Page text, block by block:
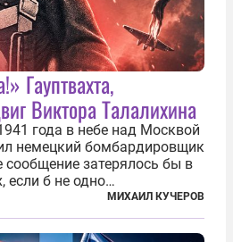
Гауптвахта,
Виктора Талалихина
года в небе над Москвой
немецкий бомбардировщик
сообщение затерялось бы в
если б не одно
был один из первых в
авиации ночных таранов.
лейтенанта...
МИХАИЛ КУЧЕРОВ